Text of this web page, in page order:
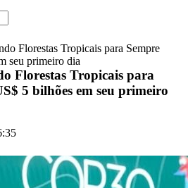
Florestas Tropicais para Sempre
seu primeiro dia
Florestas Tropicais para
5 bilhões em seu primeiro